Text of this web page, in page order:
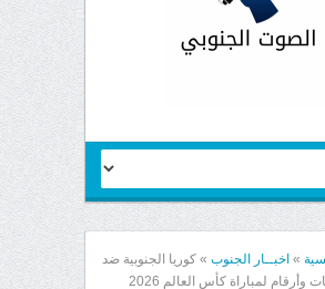
» اخبــار الجنوب » كوريا الجنوبية ضد
وأرقام لمباراة كأس العالم 2026